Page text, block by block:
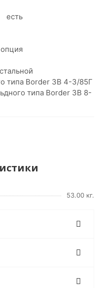
есть
типа Border ЗВ 4-3/85Г
типа Border ЗВ 8-
53.00 кг.